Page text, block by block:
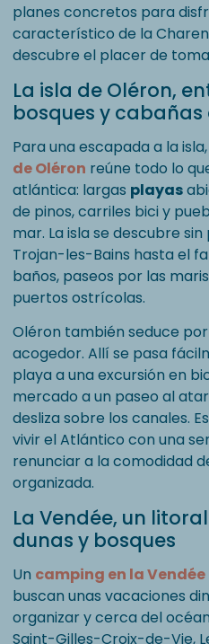
planes concretos para
característico de la
descubre el placer de
La isla de Oléron,
bosques y cabañas
Para una escapada a la
de Oléron reúne todo lo
atlántica: largas playas
de pinos, carriles bici y
mar. La isla se descubre
Trojan-les-Bains hasta el
baños, paseos por las
puertos ostrícolas.
Oléron también seduce
acogedor. Allí se pasa
playa a una excursión en
mercado a un paseo al
desliza sobre los canales.
vivir el Atlántico con una
renunciar a la comodidad
organizada.
La Vendée, un
dunas y bosques
Un camping en la Vendée
buscan unas vacaciones
organizar y cerca del
Saint-Gilles-Croix-de-Vie,